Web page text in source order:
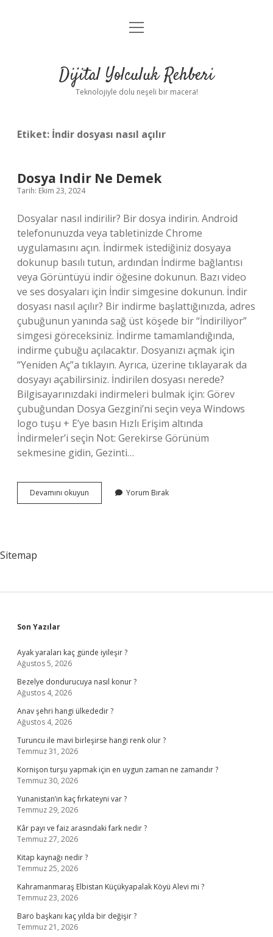
Anasayfa
Yasal Uyarı
menüyü
Dijital Yolculuk Rehberi
Teknolojiyle dolu neşeli bir macera!
Etiket: İndir dosyası nasıl açılır
Dosya Indir Ne Demek
Tarih: Ekim 23, 2024
Dosyalar nasıl indirilir? Bir dosya indirin. Android
telefonunuzda veya tabletinizde Chrome
uygulamasını açın. İndirmek istediğiniz dosyaya
dokunup basılı tutun, ardından İndirme bağlantısı
veya Görüntüyü indir öğesine dokunun. Bazı video
ve ses dosyaları için İndir simgesine dokunun. İndir
dosyası nasıl açılır? Bir indirme başlattığınızda, adres
çubuğunun yanında sağ üst köşede bir “İndiriliyor”
simgesi göreceksiniz. İndirme tamamlandığında,
indirme çubuğu açılacaktır. Dosyanızı açmak için
“Yeniden Aç”a tıklayın. Ayrıca, üzerine tıklayarak da
dosyayı açabilirsiniz. İndirilen dosyası nerede?
Bilgisayarınızdaki indirmeleri bulmak için: Görev
çubuğundan Dosya Gezgini’ni seçin veya Windows
logo tuşu + E’ye basın Hızlı Erişim altında
İndirmeler’i seçin Not: Gerekirse Görünüm
sekmesine gidin, Gezinti…
Devamını okuyun
Indir
Yorum Bırak
Sitemap
Sidebar
Son Yazılar
Ayak yaraları kaç günde iyileşir ?
Ağustos 5, 2026
Bezelye dondurucuya nasıl konur ?
Ağustos 4, 2026
Anav şehri hangi ülkededir ?
Ağustos 4, 2026
Turuncu ile mavi birleşirse hangi renk olur ?
Temmuz 31, 2026
Kornişon turşu yapmak için en uygun zaman ne zamandır ?
Temmuz 30, 2026
Yunanistan’ın kaç fırkateyni var ?
Temmuz 29, 2026
Kâr payı ve faiz arasındaki fark nedir ?
Temmuz 27, 2026
Kitap kaynağı nedir ?
Temmuz 25, 2026
Kahramanmaraş Elbistan Küçükyapalak Köyü Alevi mi ?
Temmuz 23, 2026
Baro başkanı kaç yılda bir değişir ?
Temmuz 21, 2026